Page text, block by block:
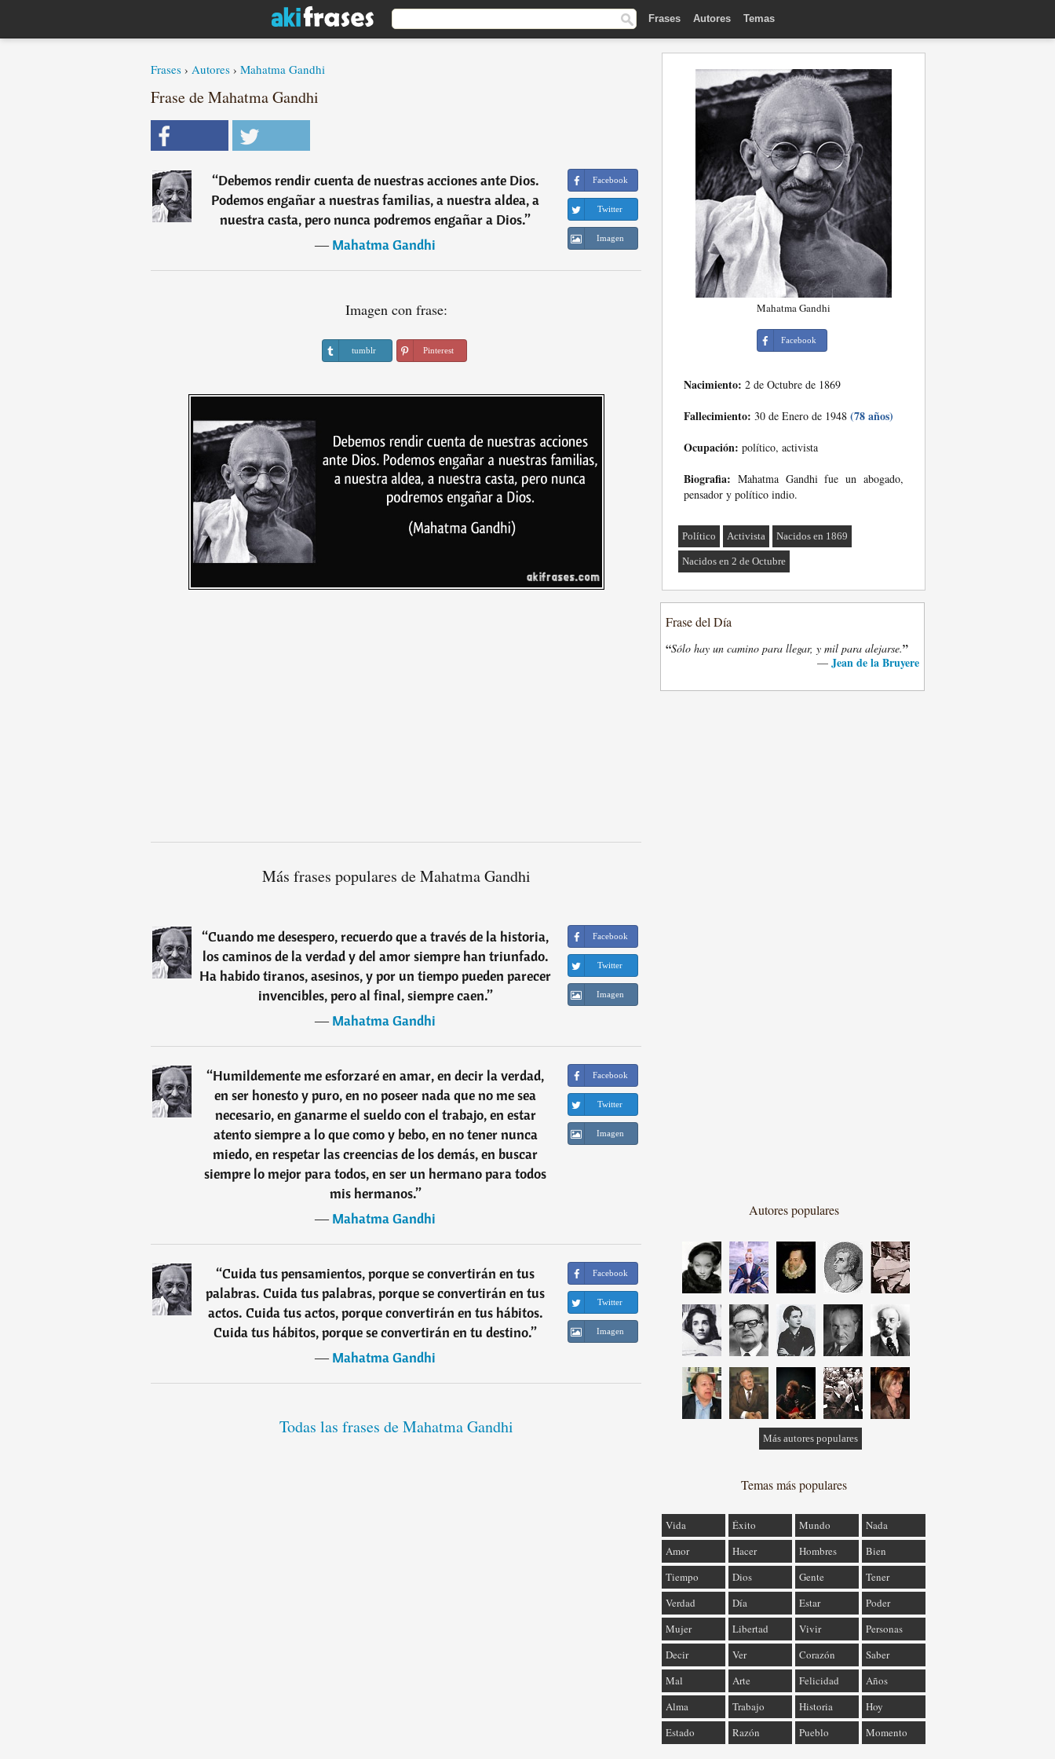
Frases Autores Temas
Frases › Autores › Mahatma Gandhi
Frase de Mahatma Gandhi
“Debemos rendir cuenta de nuestras acciones ante Dios.
Podemos engañar a nuestras familias, a nuestra aldea, a
nuestra casta, pero nunca podremos engañar a Dios.”
―Mahatma Gandhi
Facebook
Twitter
Imagen
Imagen con frase:
tumblr Pinterest
Más frases populares de Mahatma Gandhi
“Cuando me desespero, recuerdo que a través de la historia,
los caminos de la verdad y del amor siempre han triunfado.
Ha habido tiranos, asesinos, y por un tiempo pueden parecer
invencibles, pero al final, siempre caen.”
―Mahatma Gandhi
Facebook
Twitter
Imagen
“Humildemente me esforzaré en amar, en decir la verdad,
en ser honesto y puro, en no poseer nada que no me sea
necesario, en ganarme el sueldo con el trabajo, en estar
atento siempre a lo que como y bebo, en no tener nunca
miedo, en respetar las creencias de los demás, en buscar
siempre lo mejor para todos, en ser un hermano para todos
mis hermanos.”
―Mahatma Gandhi
Facebook
Twitter
Imagen
“Cuida tus pensamientos, porque se convertirán en tus
palabras. Cuida tus palabras, porque se convertirán en tus
actos. Cuida tus actos, porque convertirán en tus hábitos.
Cuida tus hábitos, porque se convertirán en tu destino.”
―Mahatma Gandhi
Facebook
Twitter
Imagen
Todas las frases de Mahatma Gandhi
Mahatma Gandhi
Facebook
Nacimiento: 2 de Octubre de 1869
Fallecimiento: 30 de Enero de 1948 (78 años)
Ocupación: político, activista
Biografia: Mahatma Gandhi fue un abogado,
pensador y político indio.
Político Activista Nacidos en 1869
Nacidos en 2 de Octubre
Frase del Día
“Sólo hay un camino para llegar, y mil para alejarse.”
— Jean de la Bruyere
Autores populares
Más autores populares
Temas más populares
Vida Éxito Mundo
Nada
Amor
Hacer Hombres
Bien
Tiempo
Dios Gente
Tener
Verdad
Día Estar
Poder
Mujer
Libertad Vivir
Personas
Decir
Ver Corazón
Saber
Mal
Arte Felicidad
Años
Alma
Trabajo Historia
Hoy
Estado
Razón Pueblo Momento